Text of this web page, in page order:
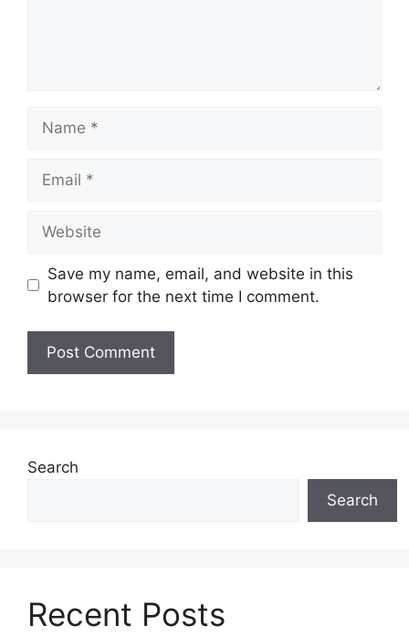
Save my name, email, and website in this
browser for the next time I comment.
Search
Search
Recent Posts